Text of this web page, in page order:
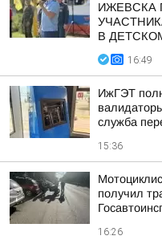
ИЖЕВСКА
В
16:49
ИжГЭТ
служба
15:36
получил
16:26